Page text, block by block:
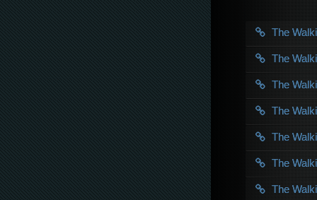
The
The
The
The
The
The
The